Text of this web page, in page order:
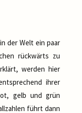
der Welt ein paar
rückwärts zu
werden hier
ihrer
gelb und grün
führt dann